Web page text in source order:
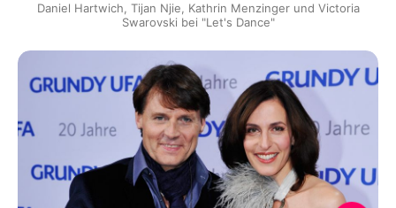
Daniel Hartwich, Tijan Njie, Kathrin Menzinger und Victoria
Swarovski bei "Let's Dance"